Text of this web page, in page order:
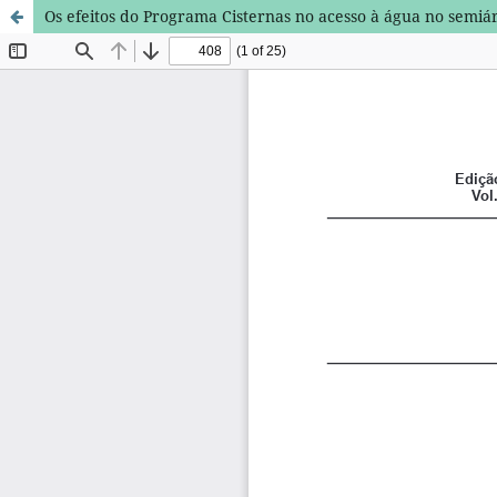
Os efeitos do Programa Cisternas no acesso à água no